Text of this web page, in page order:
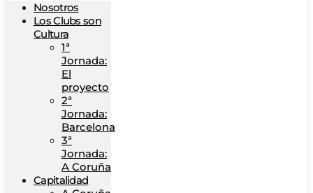
Nosotros
Los Clubs son
Cultura
1ª
Jornada:
El
proyecto
2ª
Jornada:
Barcelona
3ª
Jornada:
A Coruña
Capitalidad